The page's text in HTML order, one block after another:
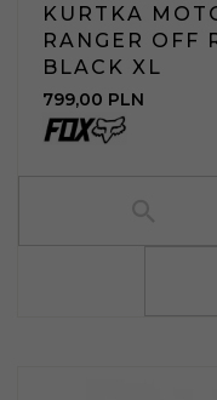
KURTKA
RANGER OFF
BLACK XL
799,00 PLN